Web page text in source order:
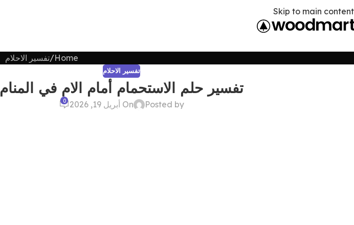
Skip to main content
Home تفسير الاحلام
تفسير الاحلام
تفسير حلم الاستحمام أمام الام في المنام
Posted by On أبريل 19, 2026 0